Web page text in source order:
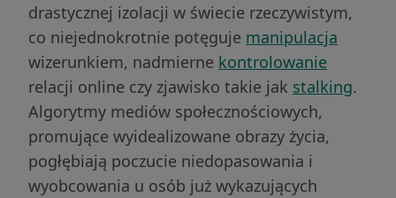
drastycznej izolacji w świecie rzeczywistym,
co niejednokrotnie potęguje manipulacja
wizerunkiem, nadmierne kontrolowanie
relacji online czy zjawisko takie jak stalking.
Algorytmy mediów społecznościowych,
promujące wyidealizowane obrazy życia,
pogłębiają poczucie niedopasowania i
wyobcowania u osób już wykazujących